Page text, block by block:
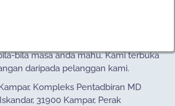
bila masa anda mahu. Kami terbuka
daripada pelanggan kami.
Kompleks Pentadbiran MD
31900 Kampar, Perak